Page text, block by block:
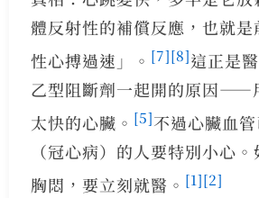
體反射性的補償反應，也就
性心搏過速」。 [7][8]這正是
乙型阻斷劑一起開的原因——
太快的心臟。 [5]不過心臟血
（冠心病）的人要特別小心
胸悶，要立刻就醫。 [1][2]